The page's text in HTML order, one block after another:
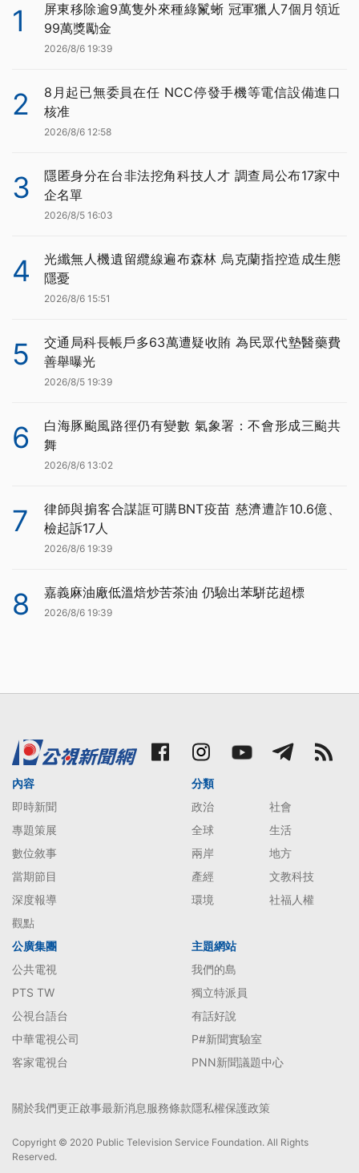
1
屏東移除逾9萬隻外來種綠鬣蜥 冠軍獵人7個月領近
99萬獎勵金
2026/8/6 19:39
2
8月起已無委員在任 NCC停發手機等電信設備進口
核准
2026/8/6 12:58
3
隱匿身分在台非法挖角科技人才 調查局公布17家中
企名單
2026/8/5 16:03
4
光纖無人機遺留纜線遍布森林 烏克蘭指控造成生態
隱憂
2026/8/6 15:51
5
交通局科長帳戶多63萬遭疑收賄 為民眾代墊醫藥費
善舉曝光
2026/8/5 19:39
6
白海豚颱風路徑仍有變數 氣象署：不會形成三颱共
舞
2026/8/6 13:02
7
律師與掮客合謀誆可購BNT疫苗 慈濟遭詐10.6億、
檢起訴17人
2026/8/6 19:39
8 嘉義麻油廠低溫焙炒苦茶油 仍驗出苯駢芘超標
2026/8/6 19:39
內容
即時新聞
專題策展
數位敘事
當期節目
深度報導
觀點
分類
政治
社會
全球
生活
兩岸
地方
產經
文教科技
環境
社福人權
公廣集團
公共電視
PTS TW
公視台語台
中華電視公司
客家電視台
主題網站
我們的島
獨立特派員
有話好說
P#新聞實驗室
PNN新聞議題中心
關於我們更正啟事最新消息服務條款隱私權保護政策
Copyright © 2020 Public Television Service Foundation. All Rights
Reserved.